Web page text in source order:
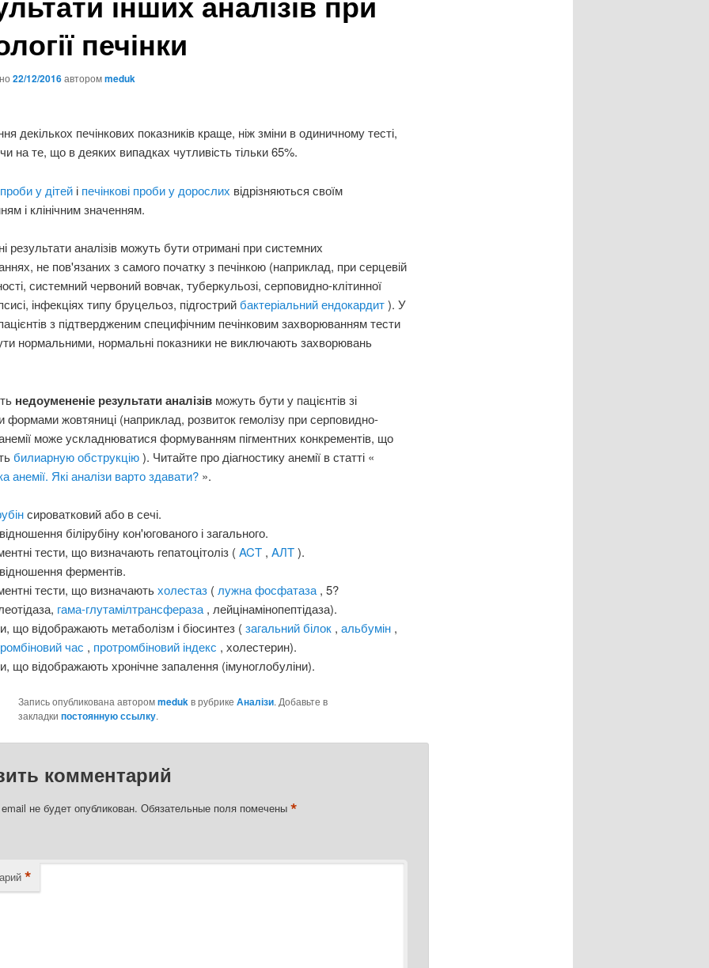
печінки
22/12/2016авторомmeduk
декількох печінкових показників краще, ніж зміни в одиничному тесті,
на те, що в деяких випадках чутливість тільки 65%.
у дітей і печінкові проби у дорослих відрізняються своїм
і клінічним значенням.
результати аналізів можуть бути отримані при системних
не пов'язаних з самого початку з печінкою (наприклад, при серцевій
системний червоний вовчак, туберкульозі, серповидно-клітинної
інфекціях типу бруцельоз, підгострийбактеріальний ендокардит). У
з підтвердженим специфічним печінковим захворюванням тести
нормальними, нормальні показники не виключають захворювань
недоумененіе результати аналізів можуть бути у пацієнтів зі
формами жовтяниці (наприклад, розвиток гемолізу при серповидно-
анемії може ускладнюватися формуванням пігментних конкрементів, що
билиарную обструкцію). Читайте про діагностику анемії в статті «
анемії. Які аналізи варто здавати? ».
сироватковий або в сечі.
білірубіну кон'югованого і загального.
тести, що визначають гепатоцітоліз (ACT ,AЛT).
ферментів.
тести, що визначаютьхолестаз ( лужна фосфатаза , 5?
гама-глутамілтрансфераза , лейцінамінопептідаза).
що відображають метаболізм і біосинтез (загальний білок ,альбумін ,
час , протромбіновий індекс , холестерин).
що відображають хронічне запалення (імуноглобуліни).
Запись опубликована авторомmedukв рубрике Аналізи. Добавьте в
закладки постоянную ссылку.
комментарий
не будет опубликован. Обязательные поля помечены *
*